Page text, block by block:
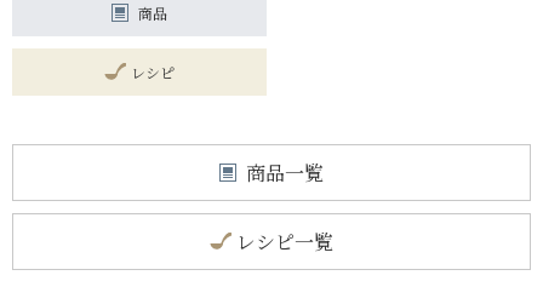
商品
レシピ
商品一覧
レシピ一覧